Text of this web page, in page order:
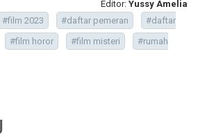
Editor: Yussy Amelia
#film 2023 #daftar pemeran
#daftar
#film horor #film misteri
#rumah